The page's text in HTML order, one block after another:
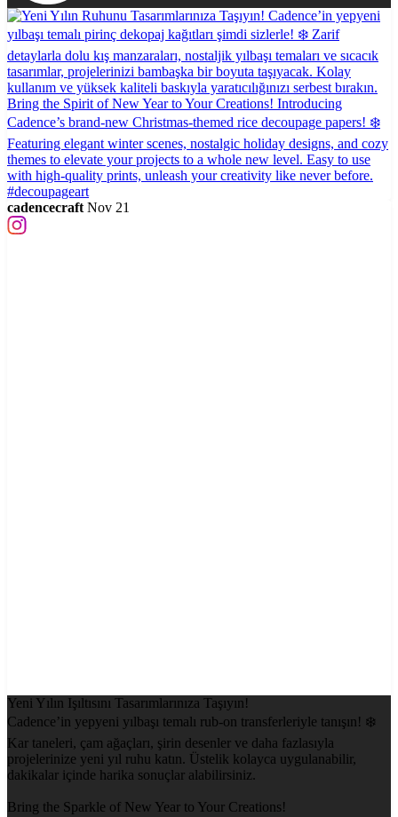
cadencecraft Nov 21
Yeni Yılın Işıltısını Tasarımlarınıza Taşıyın!
Cadence’in yepyeni yılbaşı temalı rub-on transferleriyle tanışın! ❄️
Kar taneleri, çam ağaçları, şirin desenler ve daha fazlasıyla
projelerinize yeni yıl ruhu katın. Üstelik kolayca uygulanabilir,
dakikalar içinde harika sonuçlar alabilirsiniz.
Bring the Sparkle of New Year to Your Creations!